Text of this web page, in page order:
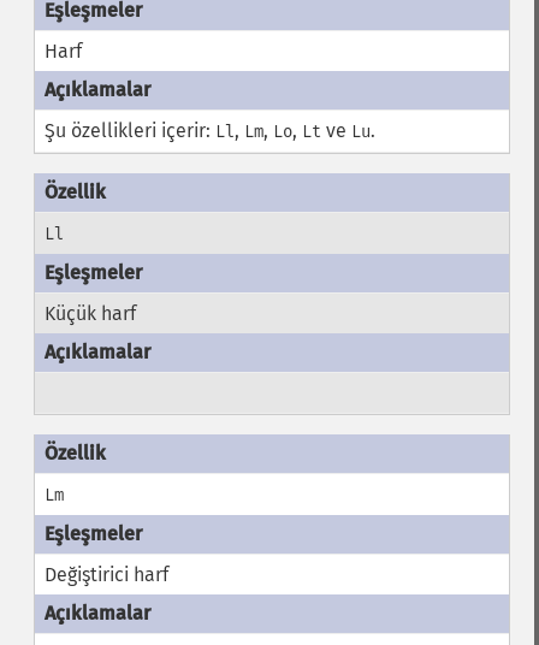
Harf
Şu özellikleri içerir: Ll, Lm, Lo, Lt ve Lu.
Ll
Küçük harf
Lm
Değiştirici harf